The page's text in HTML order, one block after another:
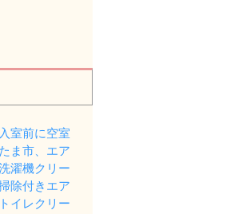
室前に空室
ま市、エア
濯機クリー
除付きエア
イレクリー